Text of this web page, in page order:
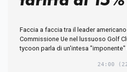
Faccia a faccia tra il leader
Commissione Ue nel lussuoso Golf
tycoon parla di un'intesa "imponente"
24:00